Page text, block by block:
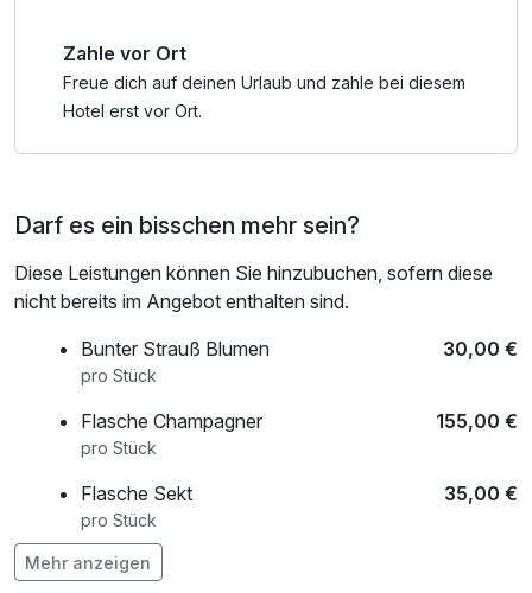
Zurück im Hotel verweilen Sie im romantisch rustikalem
Wellnessbereich "Ausspanne" oder ziehen sich in Ihren
eigenen Wellnessbereich auf dem Zimmer zurück (je nach
Zahle vor Ort
Freue dich auf deinen Urlaub und zahle bei diesem
Hotel erst vor Ort.
Darf es ein bisschen mehr sein?
Diese Leistungen können Sie hinzubuchen, sofern diese
nicht bereits im Angebot enthalten sind.
Bunter Strauß Blumen
30,00 €
pro Stück
Flasche Champagner 155,00 €
pro Stück
Flasche Sekt 35,00 €
pro Stück
Flasche Weisswein
Mehr anzeigen